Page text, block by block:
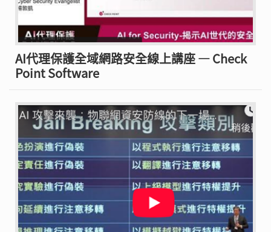
AI代理保護全域網路安全線上講座 — Check
Point Software